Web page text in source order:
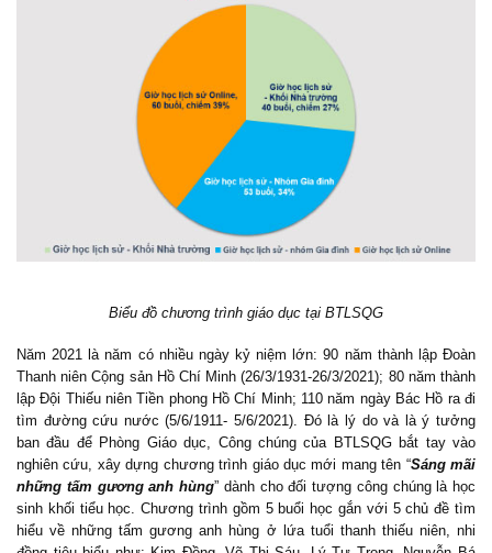
Biểu đồ chương trình giáo dục tại BTLSQG
Năm 2021 là năm có nhiều ngày kỷ niệm lớn: 90 năm thành lập Đoàn
Thanh niên Cộng sản Hồ Chí Minh (26/3/1931-26/3/2021); 80 năm thành
lập Đội Thiếu niên Tiền phong Hồ Chí Minh; 110 năm ngày Bác Hồ ra đi
tìm đường cứu nước (5/6/1911- 5/6/2021). Đó là lý do và là ý tưởng
ban đầu để Phòng Giáo dục, Công chúng của BTLSQG bắt tay vào
nghiên cứu, xây dựng chương trình giáo dục mới mang tên “Sáng mãi
những tấm gương anh hùng” dành cho đối tượng công chúng là học
sinh khối tiểu học. Chương trình gồm 5 buổi học gắn với 5 chủ đề tìm
hiểu về những tấm gương anh hùng ở lứa tuổi thanh thiếu niên, nhi